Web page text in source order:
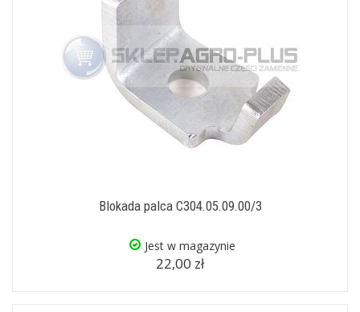
Blokada palca C304.05.09.00/3
Jest w magazynie
22,00 zł